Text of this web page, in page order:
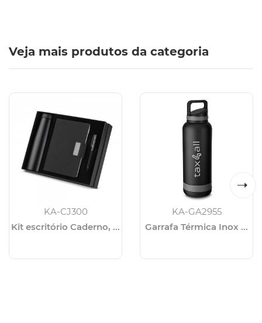
Veja mais produtos da categoria
KA-CJ300
Kit escritório Caderno, ...
KA-GA2955
Garrafa Térmica Inox ...